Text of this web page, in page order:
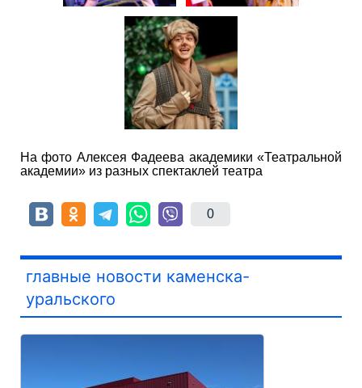
На фото Алексея Фадеева академики «Театральной
академии» из разных спектаклей театра
0
главные новости каменска-
уральского